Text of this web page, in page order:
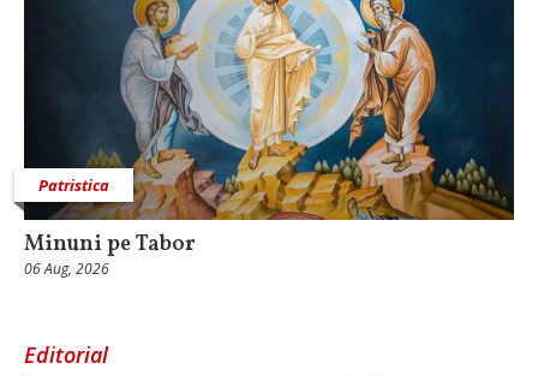
Patristica
Minuni pe Tabor
06 Aug, 2026
Editorial